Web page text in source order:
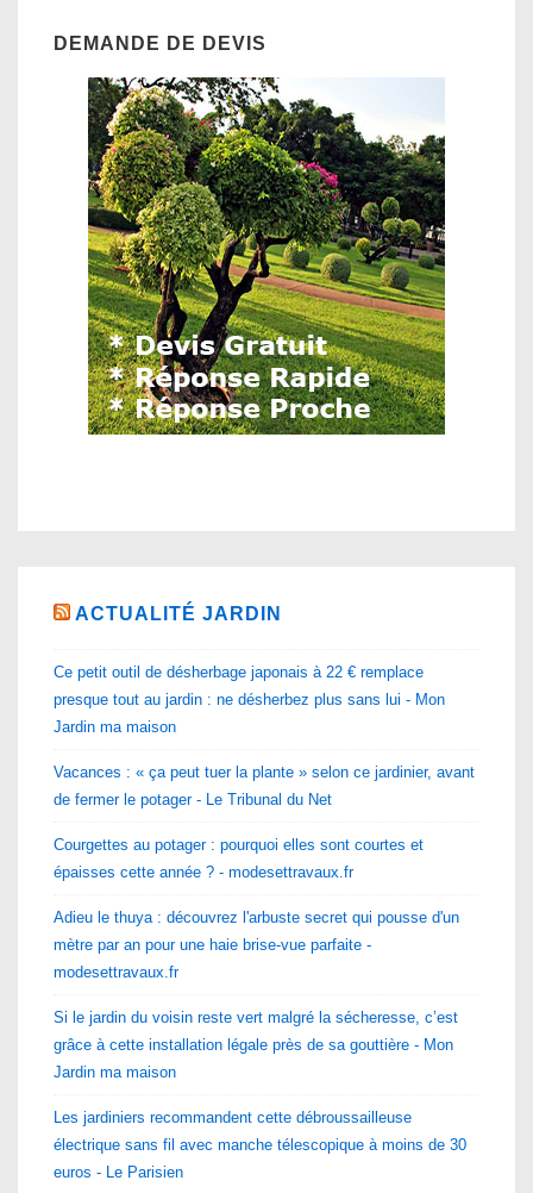
DEMANDE DE DEVIS
ACTUALITÉ JARDIN
Ce petit outil de désherbage japonais à 22 € remplace
presque tout au jardin : ne désherbez plus sans lui - Mon
Jardin ma maison
Vacances : « ça peut tuer la plante » selon ce jardinier, avant
de fermer le potager - Le Tribunal du Net
Courgettes au potager : pourquoi elles sont courtes et
épaisses cette année ? - modesettravaux.fr
Adieu le thuya : découvrez l'arbuste secret qui pousse d'un
mètre par an pour une haie brise-vue parfaite -
modesettravaux.fr
Si le jardin du voisin reste vert malgré la sécheresse, c’est
grâce à cette installation légale près de sa gouttière - Mon
Jardin ma maison
Les jardiniers recommandent cette débroussailleuse
électrique sans fil avec manche télescopique à moins de 30
euros - Le Parisien